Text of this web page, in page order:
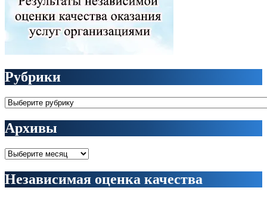
Рубрики
Рубрики
Архивы
Архивы
Независимая оценка качества